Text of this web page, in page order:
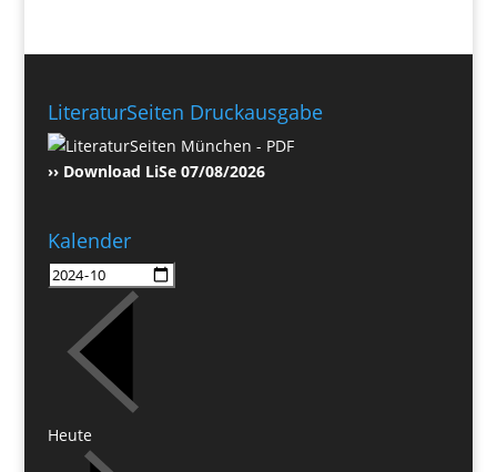
LiteraturSeiten Druckausgabe
›› Download LiSe 07/08/2026
Kalender
Heute